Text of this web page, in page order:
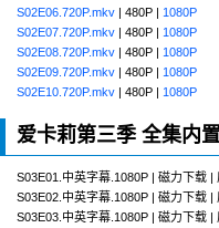
S02E06.720P.mkv | 480P | 1080P
S02E07.720P.mkv | 480P | 1080P
S02E08.720P.mkv | 480P | 1080P
S02E09.720P.mkv | 480P | 1080P
S02E10.720P.mkv | 480P | 1080P
爱卡莉第三季 全集内
S03E01.中英字幕.1080P | 磁力下载 |
S03E02.中英字幕.1080P | 磁力下载 |
S03E03.中英字幕.1080P | 磁力下载 |